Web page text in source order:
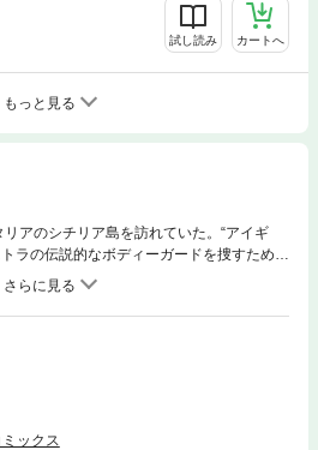
試し読み カートへ
もっと見る
アのシチリア島を訪れていた。“アイギ
ラの伝説的なボディーガードを捜すため
のドンたちを護りぬいた凄腕のアイギス
としたのだった。だがあるレストランの店
いルッソ・アルラッキによると、アイギス
。そして雁人の前には、現実感の伴わな
ックス